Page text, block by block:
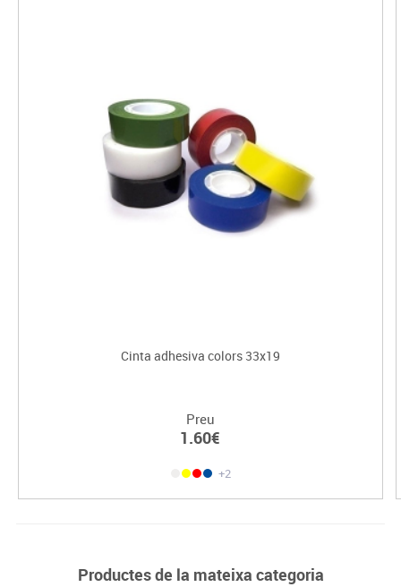
Cinta adhesiva colors 33x19
Preu
1.60€
+2
Productes de la mateixa categoria